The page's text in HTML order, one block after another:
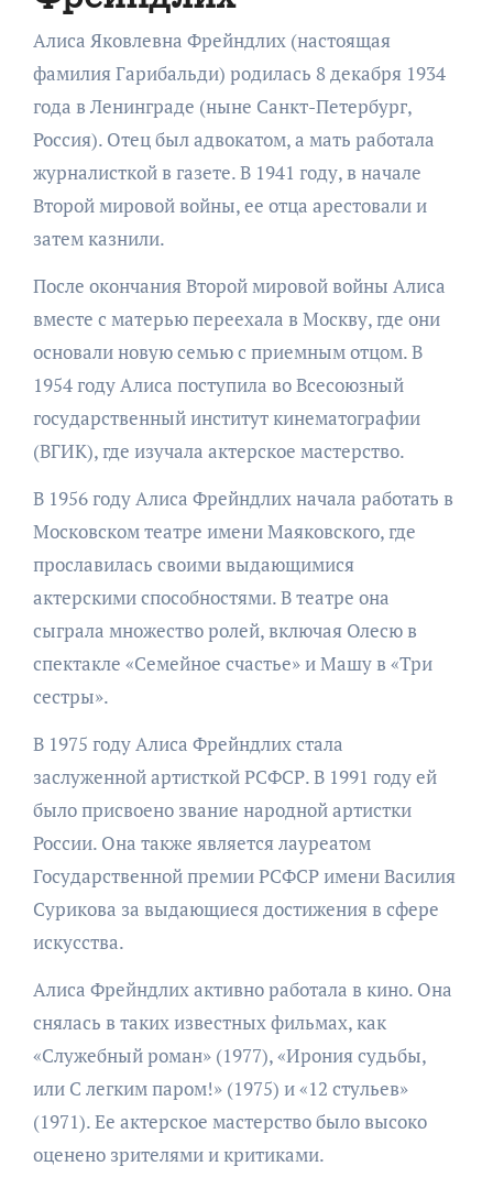
Алиса Яковлевна Фрейндлих (настоящая
фамилия Гарибальди) родилась 8 декабря 1934
года в Ленинграде (ныне Санкт-Петербург,
Россия). Отец был адвокатом, а мать работала
журналисткой в газете. В 1941 году, в начале
Второй мировой войны, ее отца арестовали и
затем казнили.
После окончания Второй мировой войны Алиса
вместе с матерью переехала в Москву, где они
основали новую семью с приемным отцом. В
1954 году Алиса поступила во Всесоюзный
государственный институт кинематографии
(ВГИК), где изучала актерское мастерство.
В 1956 году Алиса Фрейндлих начала работать в
Московском театре имени Маяковского, где
прославилась своими выдающимися
актерскими способностями. В театре она
сыграла множество ролей, включая Олесю в
спектакле «Семейное счастье» и Машу в «Три
сестры».
В 1975 году Алиса Фрейндлих стала
заслуженной артисткой РСФСР. В 1991 году ей
было присвоено звание народной артистки
России. Она также является лауреатом
Государственной премии РСФСР имени Василия
Сурикова за выдающиеся достижения в сфере
искусства.
Алиса Фрейндлих активно работала в кино. Она
снялась в таких известных фильмах, как
«Служебный роман» (1977), «Ирония судьбы,
или С легким паром!» (1975) и «12 стульев»
(1971). Ее актерское мастерство было высоко
оценено зрителями и критиками.